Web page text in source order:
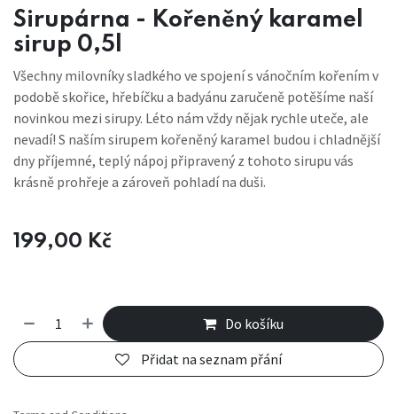
Sirupárna - Kořeněný karamel
sirup 0,5l
Všechny milovníky sladkého ve spojení s vánočním kořením v
podobě skořice, hřebíčku a badyánu zaručeně potěšíme naší
novinkou mezi sirupy. Léto nám vždy nějak rychle uteče, ale
nevadí! S naším sirupem kořeněný karamel budou i chladnější
dny příjemné, teplý nápoj připravený z tohoto sirupu vás
krásně prohřeje a zároveň pohladí na duši.
199,00 Kč
Do košíku
Přidat na seznam přání